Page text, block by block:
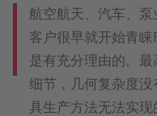
航空航天、汽车、
客户很早就开始青
是有充分理由的。
细节，几何复杂度没
具生产方法无法实